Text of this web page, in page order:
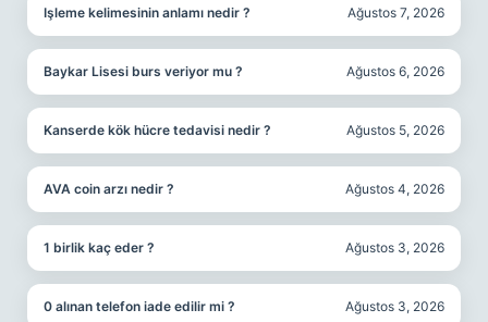
Işleme kelimesinin anlamı nedir ? Ağustos 7, 2026
Baykar Lisesi burs veriyor mu ? Ağustos 6, 2026
Kanserde kök hücre tedavisi nedir ? Ağustos 5, 2026
AVA coin arzı nedir ? Ağustos 4, 2026
1 birlik kaç eder ? Ağustos 3, 2026
0 alınan telefon iade edilir mi ? Ağustos 3, 2026